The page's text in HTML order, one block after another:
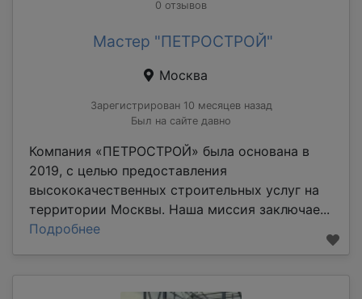
0 отзывов
Мастер "ПЕТРОСТРОЙ"
Москва
Зарегистрирован 10 месяцев назад
Был на сайте давно
Компания «ПЕТРОСТРОЙ» была основана в
2019, с целью предоставления
высококачественных строительных услуг на
территории Москвы. Наша миссия заключае...
Подробнее